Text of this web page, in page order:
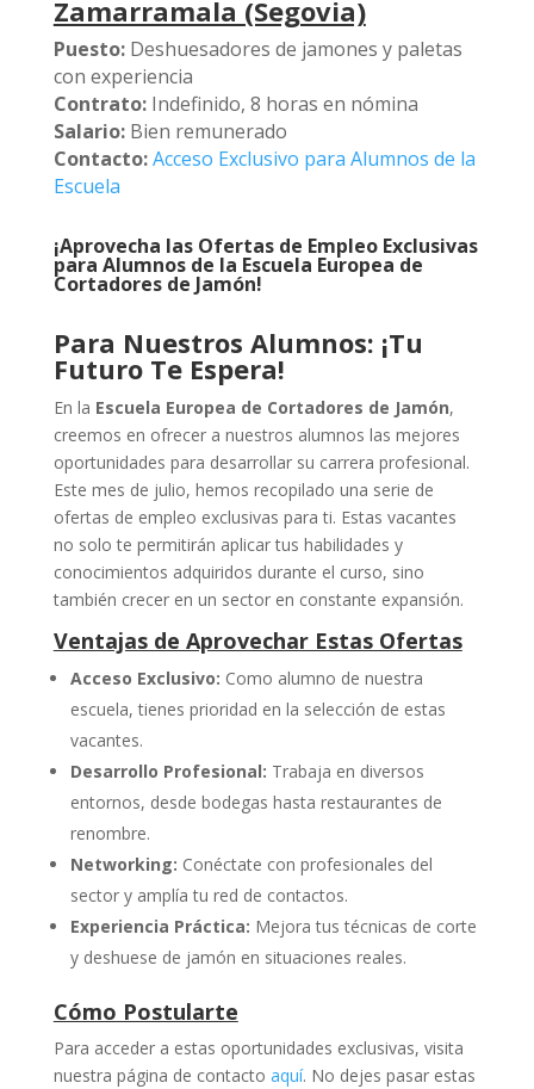
Zamarramala (Segovia)
Puesto:Deshuesadores de jamones y paletas
con experiencia
Contrato:Indefinido, 8 horas en nómina
Salario:Bien remunerado
Contacto:Acceso Exclusivo para Alumnos de la
Escuela
¡Aprovecha las Ofertas de Empleo Exclusivas
para Alumnos de la Escuela Europea de
Cortadores de Jamón!
Para Nuestros Alumnos: ¡Tu
Futuro Te Espera!
En la Escuela Europea de Cortadores de Jamón,
creemos en ofrecer a nuestros alumnos las mejores
oportunidades para desarrollar su carrera profesional.
Este mes de julio, hemos recopilado una serie de
ofertas de empleo exclusivas para ti. Estas vacantes
no solo te permitirán aplicar tus habilidades y
conocimientos adquiridos durante el curso, sino
también crecer en un sector en constante expansión.
Ventajas de Aprovechar Estas Ofertas
Acceso Exclusivo: Como alumno de nuestra
escuela, tienes prioridad en la selección de estas
vacantes.
Desarrollo Profesional: Trabaja en diversos
entornos, desde bodegas hasta restaurantes de
renombre.
Networking: Conéctate con profesionales del
sector y amplía tu red de contactos.
Experiencia Práctica: Mejora tus técnicas de corte
y deshuese de jamón en situaciones reales.
Cómo Postularte
Para acceder a estas oportunidades exclusivas, visita
nuestra página de contacto aquí. No dejes pasar estas